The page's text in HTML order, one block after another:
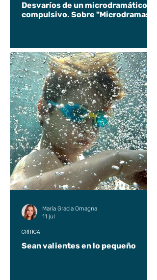
Desvaríos de un microdramático
compulsivo. Sobre "Microdramas".
Sean valientes en lo pequeño
CRÍTICA
María Gracia Omagna
11 jul